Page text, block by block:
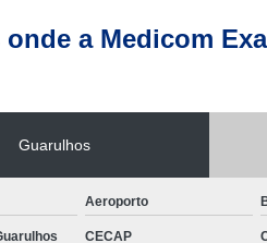
onde a Medicom
Guarulhos
Aeroporto
CECAP